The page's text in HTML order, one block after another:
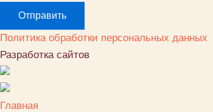
Политика обработки персональных данных
Разработка сайтов
Главная